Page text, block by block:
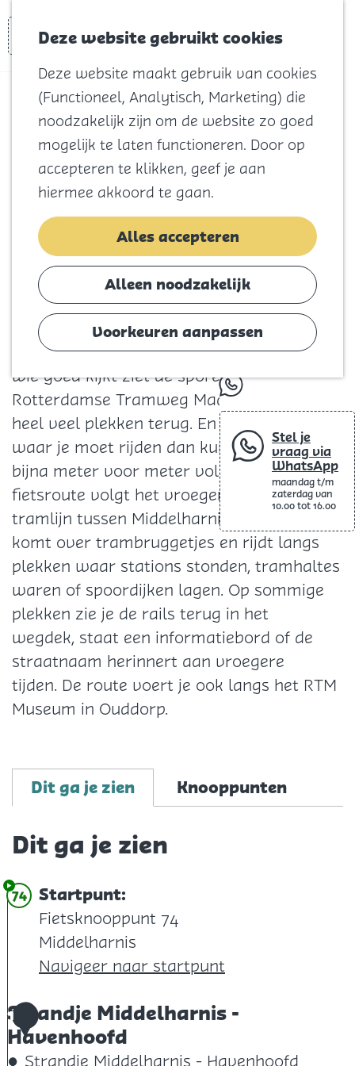
Deze website gebruikt cookies
Deze website maakt gebruik van cookies
(Functioneel, Analytisch, Marketing) die
noodzakelijk zijn om de website zo goed
mogelijk te laten functioneren. Door op
accepteren te klikken, geef je aan
hiermee akkoord te gaan.
Alles accepteren
Alleen noodzakelijk
Voorkeuren aanpassen
Menu
Zoeken
Naar het
Natuur
Cultuur en
vermaak
Winkelen
Koningsdag
Blijf
Slapen
Agenda
whatsapp
Stel je
vraag via
WhatsApp
maandag t/m
zaterdag van
10.00 tot 16.00
Sporen van de tram
op Goeree-
Overflakkee West
(66,8 km)
Voeg toe als favoriet
Op het eerste gezicht is de tram
verdwenen op Goeree-Overflakkee. Maar
wie goed kijkt ziet de sporen van de
Rotterdamse Tramweg Maatschappij op
heel veel plekken terug. En als je weet
waar je moet rijden dan kun je het tracé
bijna meter voor meter volgen. Deze
fietsroute volgt het vroegere tracé van de
tramlijn tussen Middelharnis en Ouddorp. Je
komt over trambruggetjes en rijdt langs
plekken waar stations stonden, tramhaltes
waren of spoordijken lagen. Op sommige
plekken zie je de rails terug in het
wegdek, staat een informatiebord of de
straatnaam herinnert aan vroegere
tijden. De route voert je ook langs het RTM
Museum in Ouddorp.
Dit ga je zien Knooppunten
Dit ga je zien
74 Startpunt:
Fietsknooppunt 74
Middelharnis
Navigeer naar startpunt
1
Strandje Middelharnis -
Havenhoofd
Strandje Middelharnis - Havenhoofd